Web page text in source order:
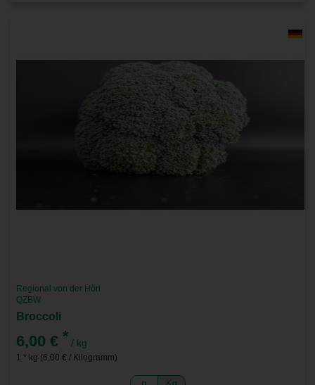
Regional von der Höri
QZBW
Broccoli
6,00 € * / kg
1 * kg (6,00 € / Kilogramm)